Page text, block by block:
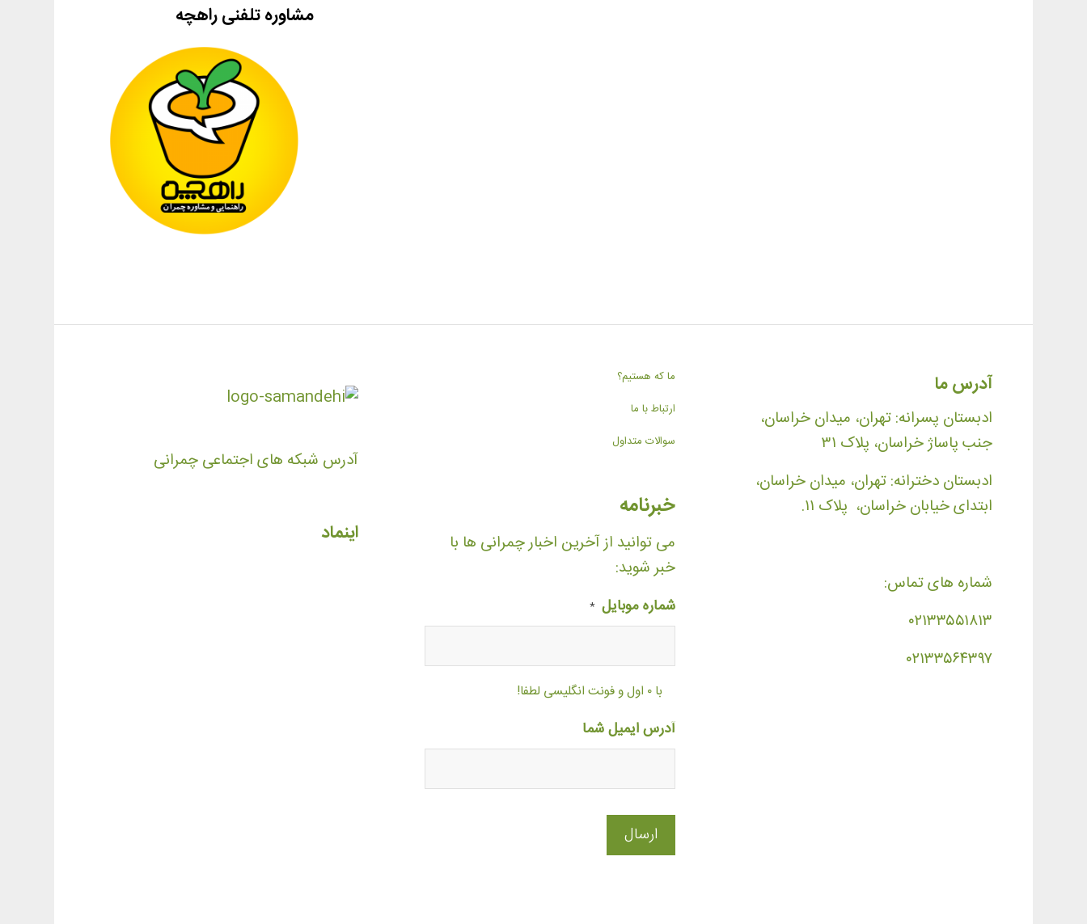
مشاوره تلفنی راهچه
آدرس ما
ادبستان پسرانه: تهران، میدان خراسان،
جنب پاساژ خراسان، پلاک ۳۱
ادبستان دخترانه: تهران، میدان خراسان،
ابتدای خیابان خراسان، پلاک ۱۱.
شماره های تماس:
۰۲۱۳۳۵۵۱۸۱۳
۰۲۱۳۳۵۶۴۳۹۷
ما که هستیم؟
ارتباط با ما
سوالات متداول
خبرنامه
می توانید از آخرین اخبار چمرانی ها با
خبر شوید:
شماره موبایل *
با ۰ اول و فونت انگلیسی لطفا!
آدرس ایمیل شما
آدرس شبکه های اجتماعی چمرانی
اینماد